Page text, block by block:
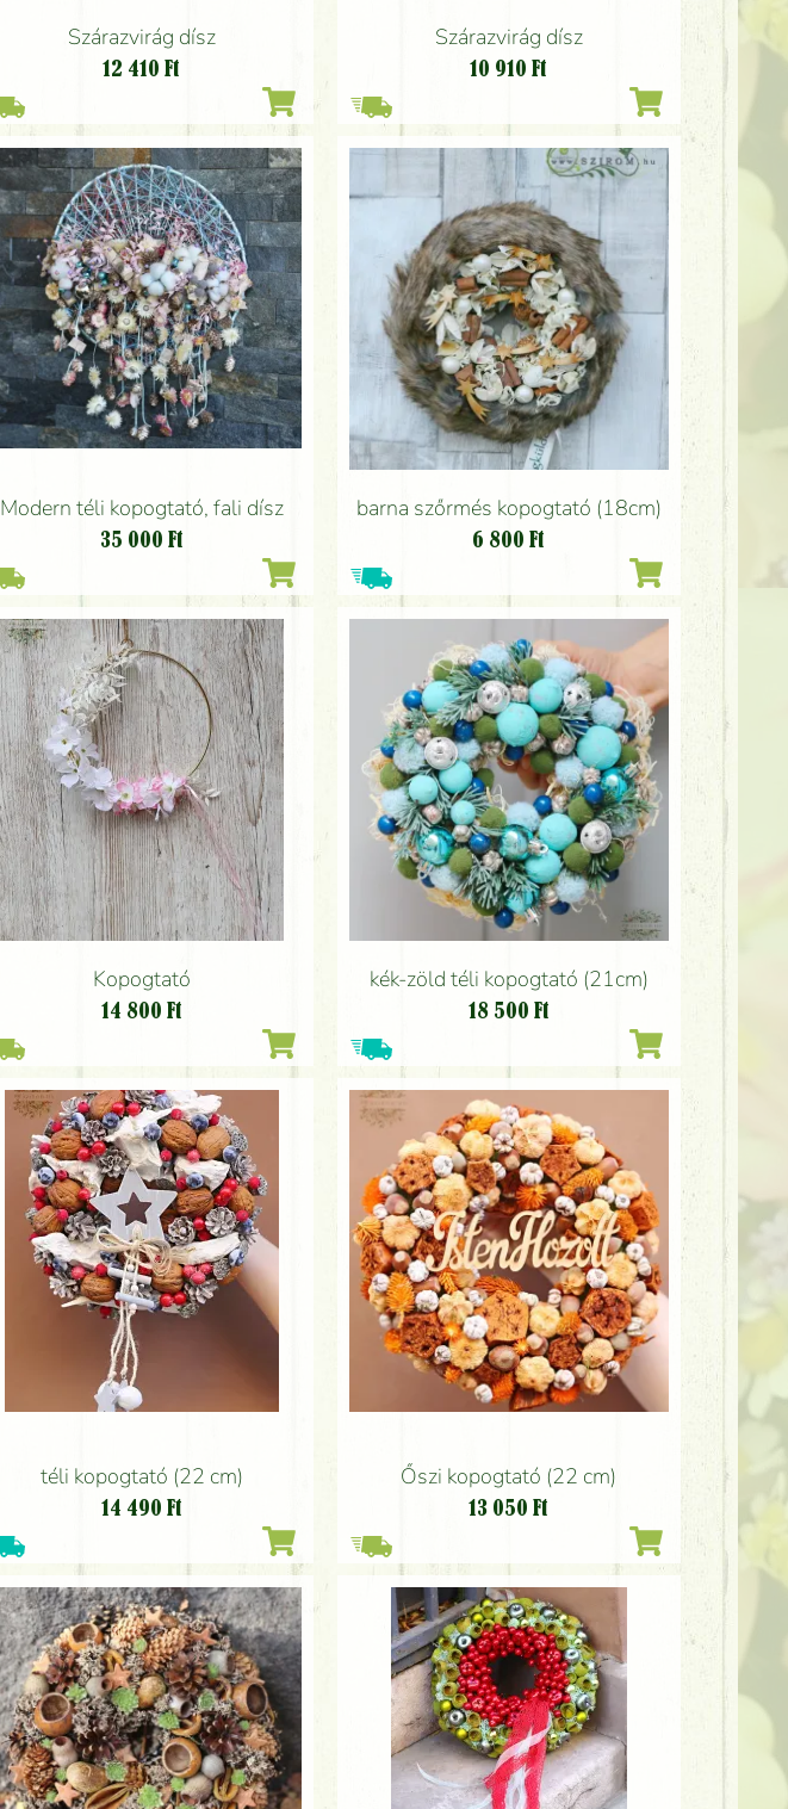
Szárazvirág dísz
12 410 Ft
Szárazvirág dísz
10 910 Ft
Modern téli kopogtató, fali dísz
35 000 Ft
barna szőrmés kopogtató (18cm)
6 800 Ft
Kopogtató
14 800 Ft
kék-zöld téli kopogtató (21cm)
18 500 Ft
téli kopogtató (22 cm)
14 490 Ft
Őszi kopogtató (22 cm)
13 050 Ft